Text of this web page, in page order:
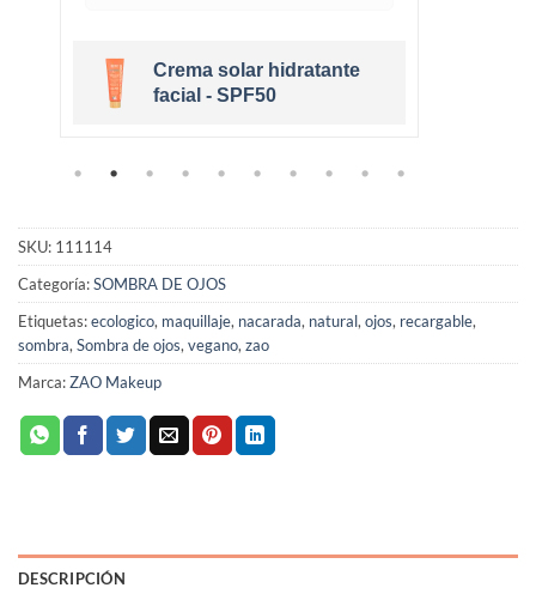
Crema solar hidratante
facial - SPF50
SKU: 111114
Categoría:SOMBRA DE OJOS
Etiquetas:ecologico, maquillaje, nacarada, natural,ojos, recargable,
sombra,Sombra de ojos,vegano,zao
Marca:ZAO Makeup
DESCRIPCIÓN